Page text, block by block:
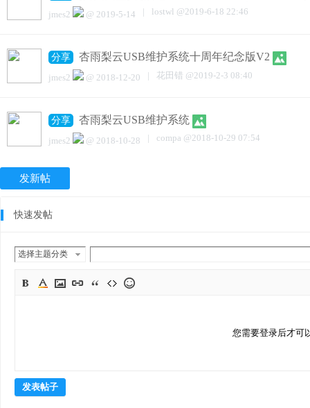
jmes2 @ 2019-5-14 | lostwl @2019-6-18 22:46
分享 杏雨梨云USB维护系统十周年纪念版V2
jmes2 @ 2018-12-20 | 花田错 @2019-2-3 08:40
分享 杏雨梨云USB维护系统
jmes2 @ 2018-10-28 | compa @2018-10-29 07:54
发新帖
快速发帖
选择主题分类
您需要登录后才可
发表帖子